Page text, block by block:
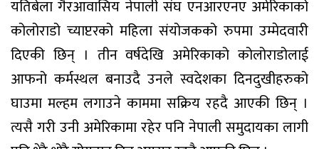
यतिबेला गैरआवासिय नेपाली संघ एनआरएनए अमेरिकाको
कोलोराडो च्याप्टरको महिला संयोजकको रुपमा उम्मेदवारी
दिएकी छिन् । तीन वर्षदेखि अमेरिकाको कोलोराडोलाई
आफनो कर्मस्थल बनाउदै उनले स्वदेशका दिनदुखीहरुको
घाउमा मल्हम लगाउने काममा सक्रिय रहदै आएकी छिन् ।
त्यसै गरी उनी अमेरिकामा रहेर पनि नेपाली समुदायका लागी